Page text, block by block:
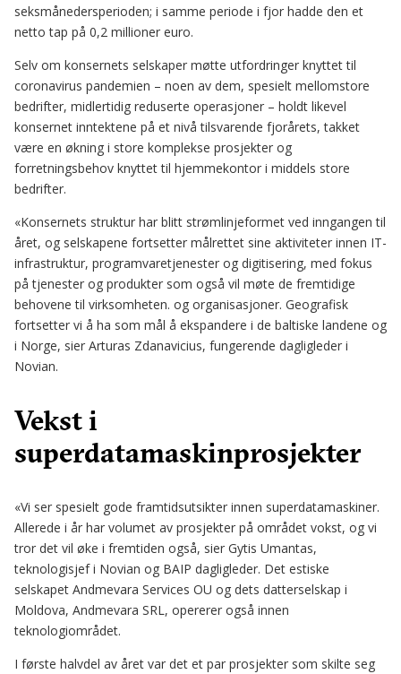
seksmånedersperioden; i samme periode i fjor hadde den et
netto tap på 0,2 millioner euro.
Selv om konsernets selskaper møtte utfordringer knyttet til
coronavirus pandemien – noen av dem, spesielt mellomstore
bedrifter, midlertidig reduserte operasjoner – holdt likevel
konsernet inntektene på et nivå tilsvarende fjorårets, takket
være en økning i store komplekse prosjekter og
forretningsbehov knyttet til hjemmekontor i middels store
bedrifter.
«Konsernets struktur har blitt strømlinjeformet ved inngangen til
året, og selskapene fortsetter målrettet sine aktiviteter innen IT-
infrastruktur, programvaretjenester og digitisering, med fokus
på tjenester og produkter som også vil møte de fremtidige
behovene til virksomheten. og organisasjoner. Geografisk
fortsetter vi å ha som mål å ekspandere i de baltiske landene og
i Norge, sier Arturas Zdanavicius, fungerende dagligleder i
Novian.
Vekst i
superdatamaskinprosjekter
«Vi ser spesielt gode framtidsutsikter innen superdatamaskiner.
Allerede i år har volumet av prosjekter på området vokst, og vi
tror det vil øke i fremtiden også, sier Gytis Umantas,
teknologisjef i Novian og BAIP dagligleder. Det estiske
selskapet Andmevara Services OU og dets datterselskap i
Moldova, Andmevara SRL, opererer også innen
teknologiområdet.
I første halvdel av året var det et par prosjekter som skilte seg